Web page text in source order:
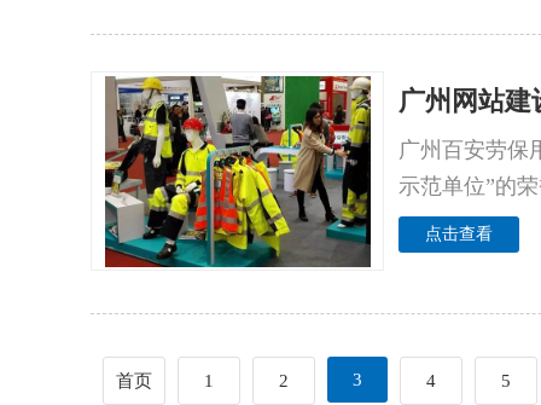
广州网站建
广州百安劳保
示范单位”的
点击查看
首页 1 2 3 4 5